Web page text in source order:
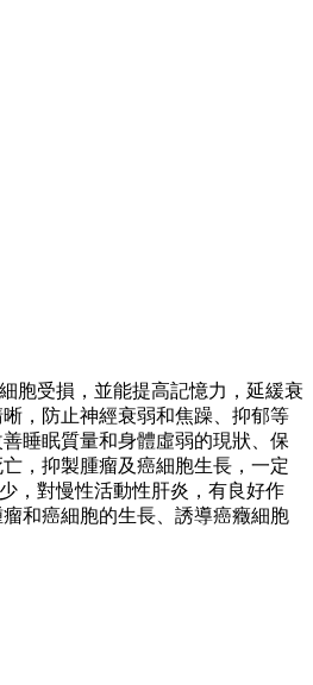
胞受損，並能提高記憶力，延緩衰
，防止神經衰弱和焦躁、抑郁等
睡眠質量和身體虛弱的現狀、保
，抑製腫瘤及癌細胞生長，一定
，對慢性活動性肝炎，有良好作
和癌細胞的生長、誘導癌癥細胞